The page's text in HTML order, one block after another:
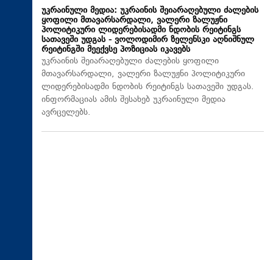
უკრაინული მედია: უკრაინის შეიარაღებული ძალების
ყოფილი მთავარსარდალი, ვალერი ზალუჟნი
პოლიტიკური ლიდერებისადმი ნდობის რეიტინგს
სათავეში უდგას - ვოლოდიმირ ზელენსკი აღნიშნულ
რეიტინგში მეექვსე პოზიციას იკავებს
უკრაინის შეიარაღებული ძალების ყოფილი
მთავარსარდალი, ვალერი ზალუჟნი პოლიტიკური
ლიდერებისადმი ნდობის რეიტინგს სათავეში უდგას.
ინფორმაციას ამის შესახებ უკრაინული მედია
ავრცელებს.